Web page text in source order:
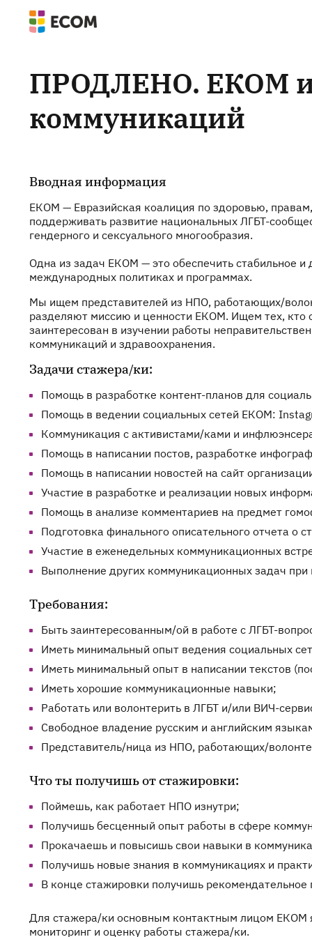
ПРОДЛЕНО. ЕКОМ
коммуникаций
Вводная информация
ЕКОМ — Евразийская коалиция по здоровью,
поддерживать развитие национальных ЛГБТ-
гендерного и сексуального многообразия.
Одна из задач ЕКОМ — это обеспечить стабильное
международных политиках и программах.
Мы ищем представителей из НПО, работающих/
разделяют миссию и ценности ЕКОМ. Ищем тех, кто
заинтересован в изучении работы
коммуникаций и здравоохранения.
Задачи стажера/ки:
Помощь в разработке контент-планов для
Помощь в ведении социальных сетей ЕКОМ:
Коммуникация с активистами/ками и
Помощь в написании постов, разработке
Помощь в написании новостей на сайт
Участие в разработке и реализации новых
Помощь в анализе комментариев на предмет
Подготовка финального описательного отчета о
Участие в еженедельных коммуникационных
Выполнение других коммуникационных задач при
Требования:
Быть заинтересованным/ой в работе с ЛГБТ-
Иметь минимальный опыт ведения социальных
Иметь минимальный опыт в написании текстов
Иметь хорошие коммуникационные навыки;
Работать или волонтерить в ЛГБТ и/или ВИЧ-
Свободное владение русским и английским
Представитель/ница из НПО, работающих/
Что ты получишь от стажировки:
Поймешь, как работает НПО изнутри;
Получишь бесценный опыт работы в сфере
Прокачаешь и повысишь свои навыки в
Получишь новые знания в коммуникациях и
В конце стажировки получишь
Для стажера/ки основным контактным лицом ЕКОМ
мониторинг и оценку работы cтажера/ки.